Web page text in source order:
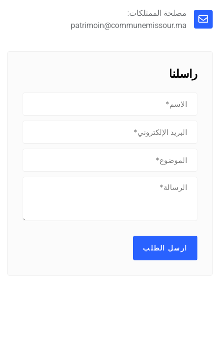
مصلحة الممتلكات:
patrimoin@communemissour.ma
راسلنا
ارسل الطلب